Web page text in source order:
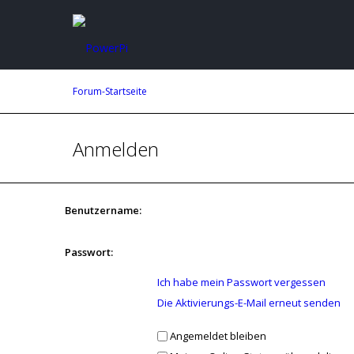
Forum-Startseite
Anmelden
Benutzername:
Passwort:
Ich habe mein Passwort vergessen
Die Aktivierungs-E-Mail erneut senden
Angemeldet bleiben